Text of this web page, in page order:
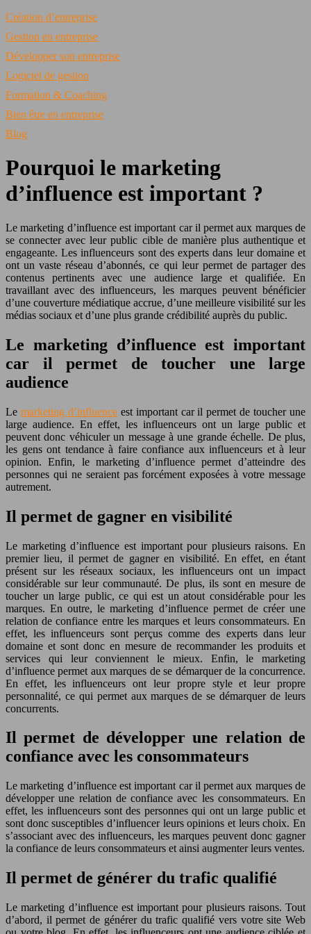
Création d’entreprise
Gestion en entreprise
Développer son entreprise
Logiciel de gestion
Formation & Coaching
Bien être en entreprise
Blog
Pourquoi le marketing
d’influence est important ?
Le marketing d’influence est important car il permet aux marques de
se connecter avec leur public cible de manière plus authentique et
engageante. Les influenceurs sont des experts dans leur domaine et
ont un vaste réseau d’abonnés, ce qui leur permet de partager des
contenus pertinents avec une audience large et qualifiée. En
travaillant avec des influenceurs, les marques peuvent bénéficier
d’une couverture médiatique accrue, d’une meilleure visibilité sur les
médias sociaux et d’une plus grande crédibilité auprès du public.
Le marketing d’influence est important
car il permet de toucher une large
audience
Le marketing d’influenceest important car il permet de toucher une
large audience. En effet, les influenceurs ont un large public et
peuvent donc véhiculer un message à une grande échelle. De plus,
les gens ont tendance à faire confiance aux influenceurs et à leur
opinion. Enfin, le marketing d’influence permet d’atteindre des
personnes qui ne seraient pas forcément exposées à votre message
autrement.
Il permet de gagner en visibilité
Le marketing d’influence est important pour plusieurs raisons. En
premier lieu, il permet de gagner en visibilité. En effet, en étant
présent sur les réseaux sociaux, les influenceurs ont un impact
considérable sur leur communauté. De plus, ils sont en mesure de
toucher un large public, ce qui est un atout considérable pour les
marques. En outre, le marketing d’influence permet de créer une
relation de confiance entre les marques et leurs consommateurs. En
effet, les influenceurs sont perçus comme des experts dans leur
domaine et sont donc en mesure de recommander les produits et
services qui leur conviennent le mieux. Enfin, le marketing
d’influence permet aux marques de se démarquer de la concurrence.
En effet, les influenceurs ont leur propre style et leur propre
personnalité, ce qui permet aux marques de se démarquer de leurs
concurrents.
Il permet de développer une relation de
confiance avec les consommateurs
Le marketing d’influence est important car il permet aux marques de
développer une relation de confiance avec les consommateurs. En
effet, les influenceurs sont des personnes qui ont un large public et
sont donc susceptibles d’influencer leurs opinions et leurs choix. En
s’associant avec des influenceurs, les marques peuvent donc gagner
la confiance de leurs consommateurs et ainsi augmenter leurs ventes.
Il permet de générer du trafic qualifié
Le marketing d’influence est important pour plusieurs raisons. Tout
d’abord, il permet de générer du trafic qualifié vers votre site Web